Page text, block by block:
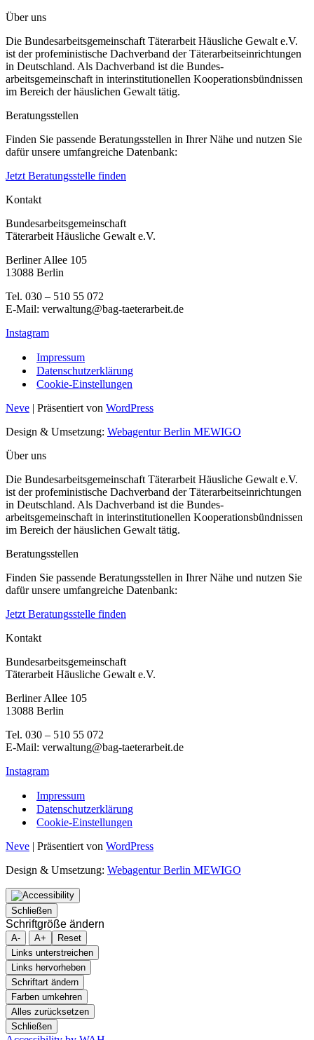
Über uns
Die Bundesarbeitsgemeinschaft Täterarbeit Häusliche Gewalt e.V.
ist der profeministische Dachverband der Täterarbeitseinrichtungen
in Deutschland. Als Dachverband ist die Bundes-
arbeitsgemeinschaft in interinstitutionellen Kooperationsbündnissen
im Bereich der häuslichen Gewalt tätig.
Beratungsstellen
Finden Sie passende Beratungsstellen in Ihrer Nähe und nutzen Sie
dafür unsere umfangreiche Datenbank:
Jetzt Beratungsstelle finden
Kontakt
Bundesarbeitsgemeinschaft
Täterarbeit Häusliche Gewalt e.V.
Berliner Allee 105
13088 Berlin
Tel. 030 – 510 55 072
E-Mail: verwaltung@bag-taeterarbeit.de
Instagram
Impressum
Datenschutzerklärung
Cookie-Einstellungen
Neve | Präsentiert von WordPress
Design & Umsetzung: Webagentur Berlin MEWIGO
Über uns
Die Bundesarbeitsgemeinschaft Täterarbeit Häusliche Gewalt e.V.
ist der profeministische Dachverband der Täterarbeitseinrichtungen
in Deutschland. Als Dachverband ist die Bundes-
arbeitsgemeinschaft in interinstitutionellen Kooperationsbündnissen
im Bereich der häuslichen Gewalt tätig.
Beratungsstellen
Finden Sie passende Beratungsstellen in Ihrer Nähe und nutzen Sie
dafür unsere umfangreiche Datenbank:
Jetzt Beratungsstelle finden
Kontakt
Bundesarbeitsgemeinschaft
Täterarbeit Häusliche Gewalt e.V.
Berliner Allee 105
13088 Berlin
Tel. 030 – 510 55 072
E-Mail: verwaltung@bag-taeterarbeit.de
Instagram
Impressum
Datenschutzerklärung
Cookie-Einstellungen
Neve | Präsentiert von WordPress
Design & Umsetzung: Webagentur Berlin MEWIGO
Schließen
Schriftgröße ändern
A- A+
Reset
Links unterstreichen
Links hervorheben
Schriftart ändern
Farben umkehren
Alles zurücksetzen
Schließen